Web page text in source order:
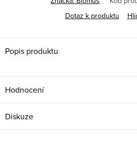
Dotaz k produktu
Popis produktu
Hodnocení
Diskuze